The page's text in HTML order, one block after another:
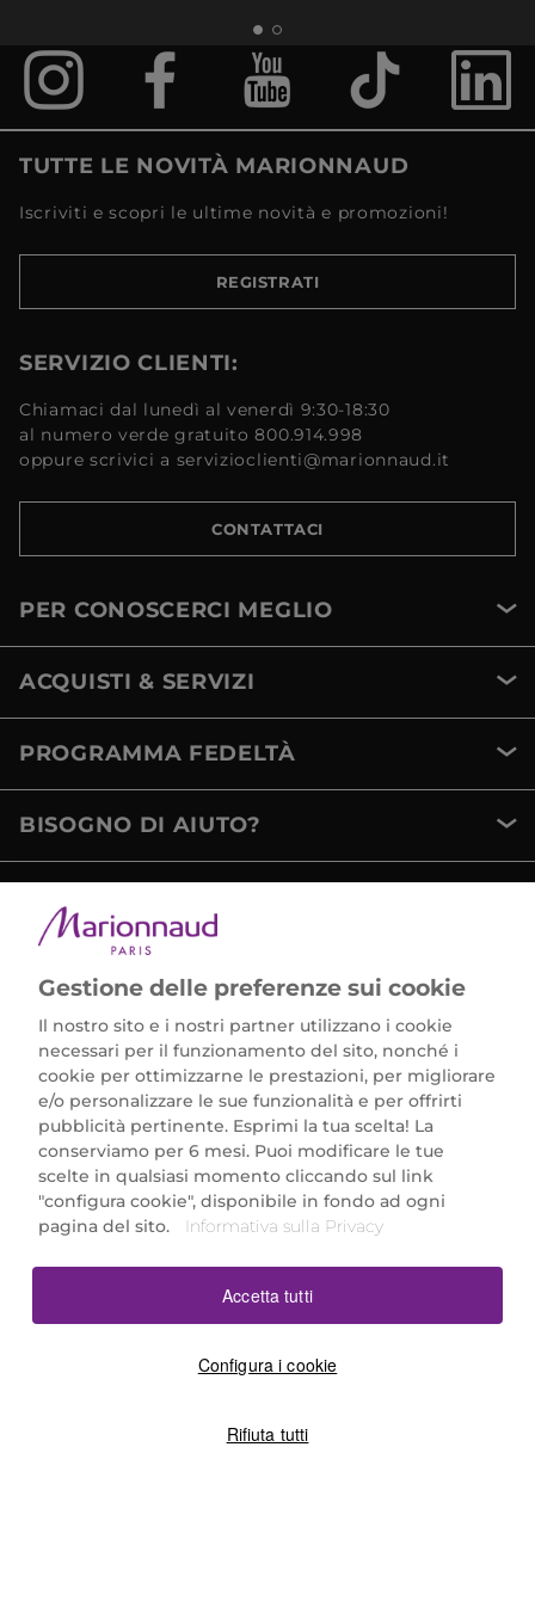
TUTTE LE NOVITÀ MARIONNAUD
Iscriviti e scopri le ultime novità e promozioni!
REGISTRATI
SERVIZIO CLIENTI:
Chiamaci dal lunedì al venerdì 9:30-18:30
al numero verde gratuito 800.914.998
oppure scrivici a servizioclienti@marionnaud.it
CONTATTACI
PER CONOSCERCI MEGLIO
ACQUISTI & SERVIZI
PROGRAMMA FEDELTÀ
BISOGNO DI AIUTO?
Marionnaud Parfumeries Italia S.r.l.
Largo Fiera Milano 5, 20017 Rho (MI)
REA Milano 1650024 con P.IVA 13425220152.
SCARICA LA NOSTRA APP
Gestione delle preferenze sui cookie
Il nostro sito e i nostri partner utilizzano i cookie
necessari per il funzionamento del sito, nonché i
cookie per ottimizzarne le prestazioni, per migliorare
e/o personalizzare le sue funzionalità e per offrirti
pubblicità pertinente. Esprimi la tua scelta! La
conserviamo per 6 mesi. Puoi modificare le tue
scelte in qualsiasi momento cliccando sul link
"configura cookie", disponibile in fondo ad ogni
pagina del sito.
Informativa sulla Privacy
Configura i cookie
Rifiuta tutti
Accetta tutti